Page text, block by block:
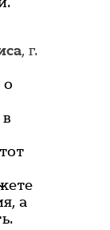
, г.
а